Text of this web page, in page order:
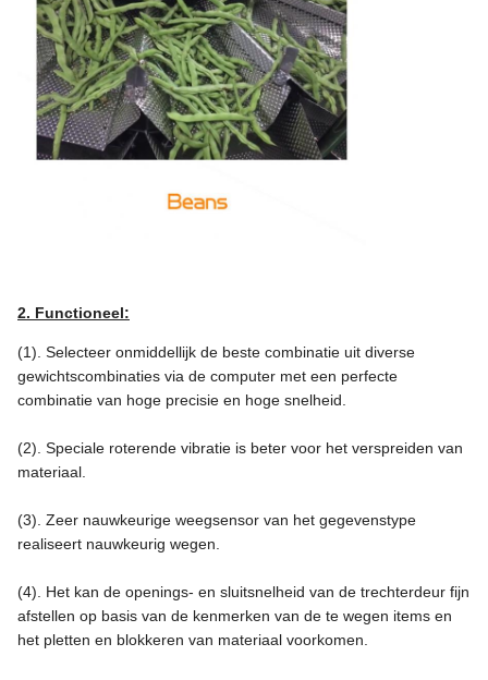
2. Functioneel:
(1). Selecteer onmiddellijk de beste combinatie uit diverse
gewichtscombinaties via de computer met een perfecte
combinatie van hoge precisie en hoge snelheid.
(2). Speciale roterende vibratie is beter voor het verspreiden van
materiaal.
(3). Zeer nauwkeurige weegsensor van het gegevenstype
realiseert nauwkeurig wegen.
(4). Het kan de openings- en sluitsnelheid van de trechterdeur fijn
afstellen op basis van de kenmerken van de te wegen items en
het pletten en blokkeren van materiaal voorkomen.